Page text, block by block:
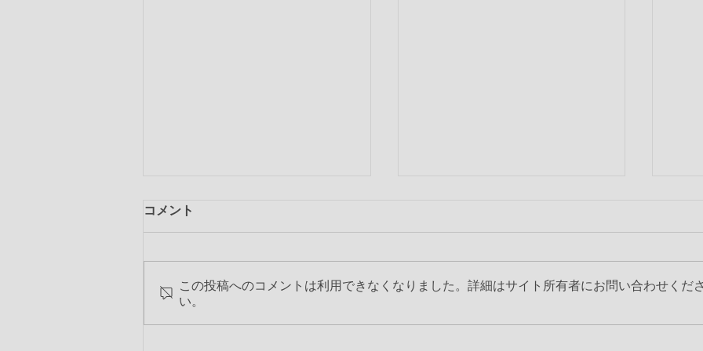
第2236回 2017-18年度 最終
ボラ
コメント
この投稿へのコメントは利用できなくなりました。詳細はサイト所有者にお問い合わせくださ
い。